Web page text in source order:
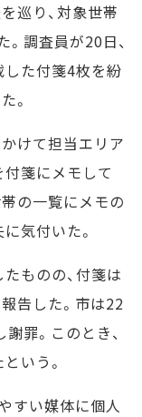
巡り、対象世帯
調査員が20日、
た付箋4枚を紛
。
けて担当エリア
箋にメモして
の一覧にメモの
気付いた。
ものの、付箋は
告した。市は22
罪。このとき、
いう。
すい媒体に個人